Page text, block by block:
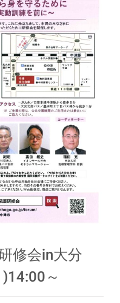
修会in大分
～